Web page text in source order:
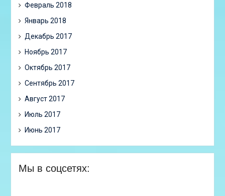
Февраль 2018
Январь 2018
Декабрь 2017
Ноябрь 2017
Октябрь 2017
Сентябрь 2017
Август 2017
Июль 2017
Июнь 2017
Мы в соцсетях: